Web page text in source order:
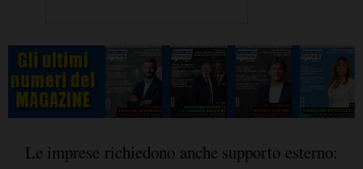
Le imprese richiedono anche supporto esterno: